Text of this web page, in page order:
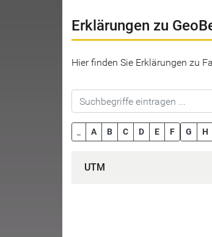
Erklärungen zu
Hier finden Sie Erklärungen zu
A B C D E F G H
UTM